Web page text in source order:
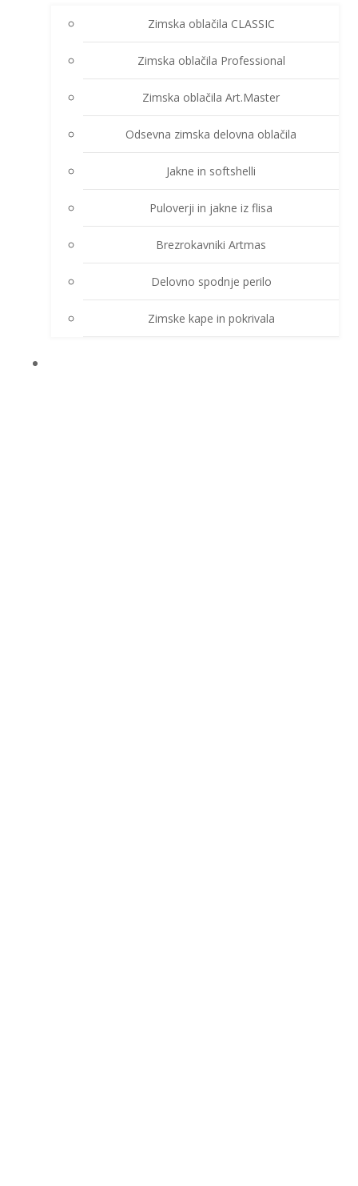
Zimska oblačila CLASSIC
Zimska oblačila Professional
Zimska oblačila Art.Master
Odsevna zimska delovna oblačila
Jakne in softshelli
Puloverji in jakne iz flisa
Brezrokavniki Artmas
Delovno spodnje perilo
Zimske kape in pokrivala